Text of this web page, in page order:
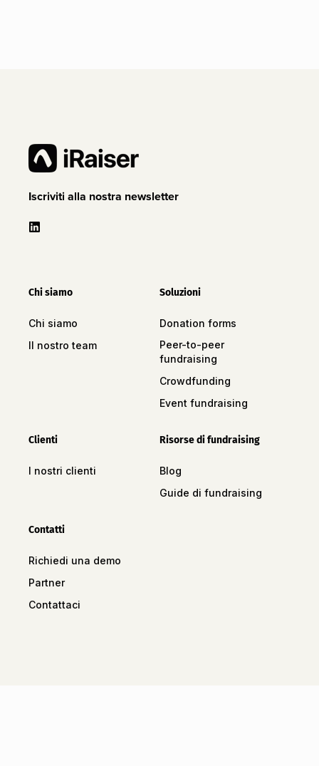
Iscriviti alla nostra newsletter
Chi siamo
Chi siamo
Il nostro team
Soluzioni
Donation forms
Peer-to-peer
fundraising
Crowdfunding
Event fundraising
Clienti
I nostri clienti
Risorse di fundraising
Blog
Guide di fundraising
Contatti
Richiedi una demo
Partner
Contattaci